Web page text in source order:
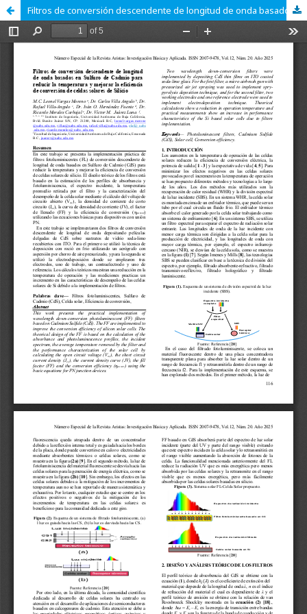
Filtros de conversión descendente de longitud de onda basados en Sulfuro de Cadmio para reducir la temperatura y mejorar la eficiencia de conversión de celdas solares de Silicio